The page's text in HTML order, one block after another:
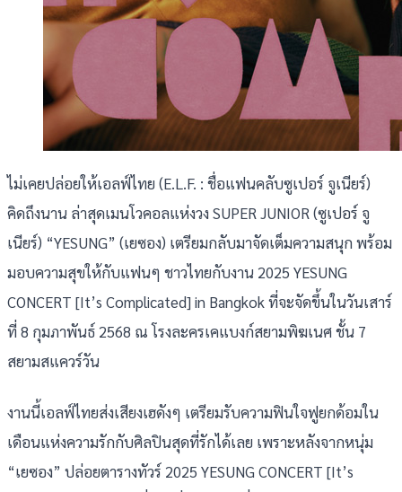
ไม่เคยปล่อยให้เอลฟ์ไทย (E.L.F. : ชื่อแฟนคลับซูเปอร์ จูเนียร์)
คิดถึงนาน ล่าสุดเมนโวคอลแห่งวง SUPER JUNIOR (ซูเปอร์ จู
เนียร์) “YESUNG” (เยซอง) เตรียมกลับมาจัดเต็มความสนุก พร้อม
มอบความสุขให้กับแฟนๆ ชาวไทยกับงาน 2025 YESUNG
CONCERT [It’s Complicated] in Bangkok ที่จะจัดขึ้นในวันเสาร์
ที่ 8 กุมภาพันธ์ 2568 ณ โรงละครเคแบงก์สยามพิฆเนศ ชั้น 7
สยามสแควร์วัน
งานนี้เอลฟ์ไทยส่งเสียงเฮดังๆ เตรียมรับความฟินใจฟูยกด้อมใน
เดือนแห่งความรักกับศิลปินสุดที่รักได้เลย เพราะหลังจากหนุ่ม
“เยซอง” ปล่อยตารางทัวร์ 2025 YESUNG CONCERT [It’s